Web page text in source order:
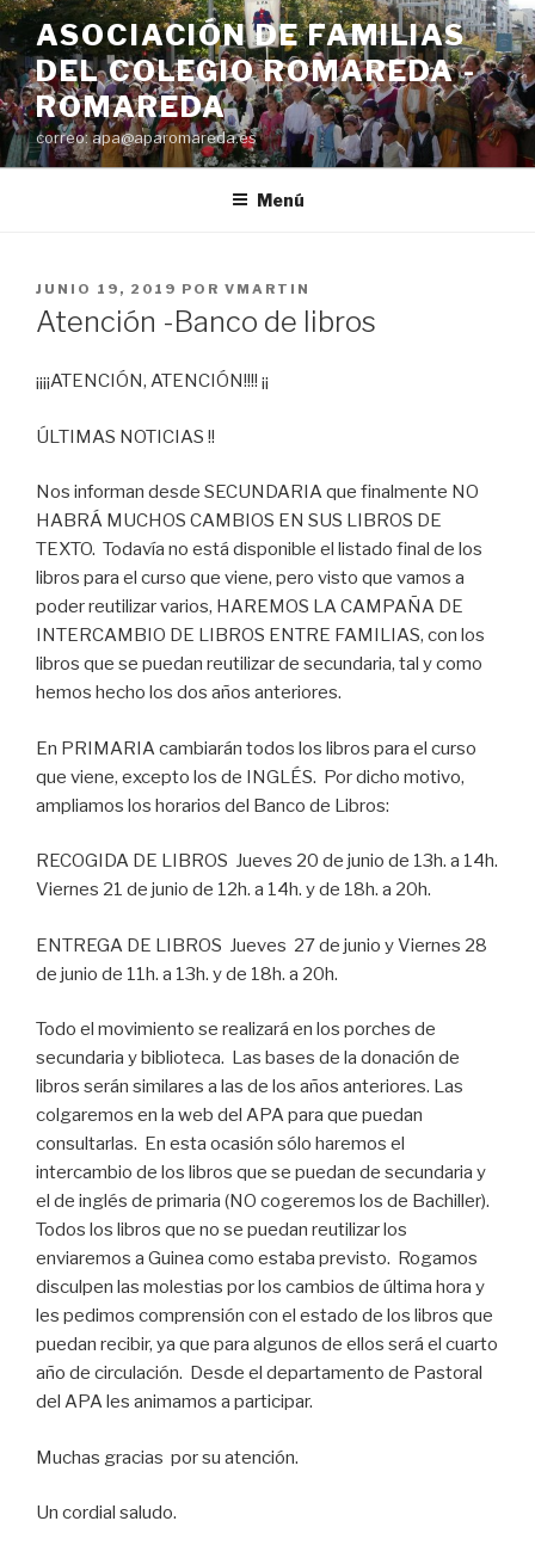
Saltar
al
contenido
ASOCIACIÓN DE FAMILIAS
DEL COLEGIO ROMAREDA -
ROMAREDA
correo: apa@aparomareda.es
Menú
PUBLICADO
EL
JUNIO 19, 2019 POR VMARTIN
Atención -Banco de libros
¡¡¡¡ATENCIÓN, ATENCIÓN!!!! ¡¡
ÚLTIMAS NOTICIAS !!
Nos informan desde SECUNDARIA que finalmente NO
HABRÁ MUCHOS CAMBIOS EN SUS LIBROS DE
TEXTO. Todavía no está disponible el listado final de los
libros para el curso que viene, pero visto que vamos a
poder reutilizar varios, HAREMOS LA CAMPAÑA DE
INTERCAMBIO DE LIBROS ENTRE FAMILIAS, con los
libros que se puedan reutilizar de secundaria, tal y como
hemos hecho los dos años anteriores.
En PRIMARIA cambiarán todos los libros para el curso
que viene, excepto los de INGLÉS. Por dicho motivo,
ampliamos los horarios del Banco de Libros:
RECOGIDA DE LIBROS Jueves 20 de junio de 13h. a 14h.
Viernes 21 de junio de 12h. a 14h. y de 18h. a 20h.
ENTREGA DE LIBROS Jueves 27 de junio y Viernes 28
de junio de 11h. a 13h. y de 18h. a 20h.
Todo el movimiento se realizará en los porches de
secundaria y biblioteca. Las bases de la donación de
libros serán similares a las de los años anteriores. Las
colgaremos en la web del APA para que puedan
consultarlas. En esta ocasión sólo haremos el
intercambio de los libros que se puedan de secundaria y
el de inglés de primaria (NO cogeremos los de Bachiller).
Todos los libros que no se puedan reutilizar los
enviaremos a Guinea como estaba previsto. Rogamos
disculpen las molestias por los cambios de última hora y
les pedimos comprensión con el estado de los libros que
puedan recibir, ya que para algunos de ellos será el cuarto
año de circulación. Desde el departamento de Pastoral
del APA les animamos a participar.
Muchas gracias por su atención.
Un cordial saludo.